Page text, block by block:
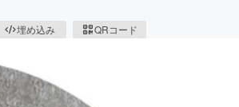
埋め込み QRコード